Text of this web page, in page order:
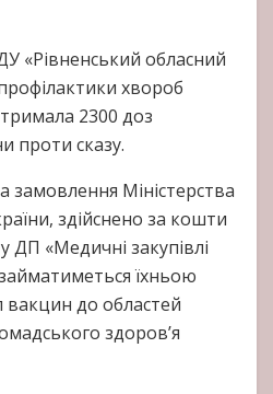
«Рівненський обласний
хвороб
2300 доз
проти сказу.
замовлення Міністерства
здійснено за кошти
«Медичні закупівлі
їхньою
вакцин до областей
здоров’я